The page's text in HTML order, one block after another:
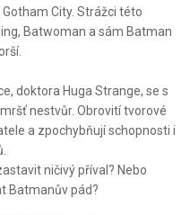
City. Strážci této
Batwoman a sám Batman
doktora Huga Strange, se s
nestvůr. Obrovití tvorové
a zpochybňují schopnosti i
ničivý příval? Nebo
Batmanův pád?